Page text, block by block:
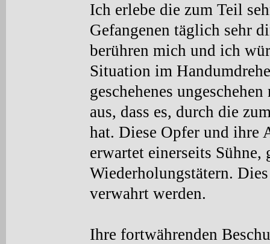
Ich erlebe die zum Teil
Gefangenen täglich sehr
berühren mich und ich
Situation im
geschehenes
aus, dass es, durch die
hat. Diese Opfer und ihre
erwartet einerseits Sühne,
Wiederholungstätern.
verwahrt werden.
Ihre fortwährenden